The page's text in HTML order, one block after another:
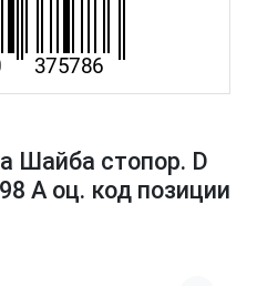
Шайба стопор. D
А оц. код позиции